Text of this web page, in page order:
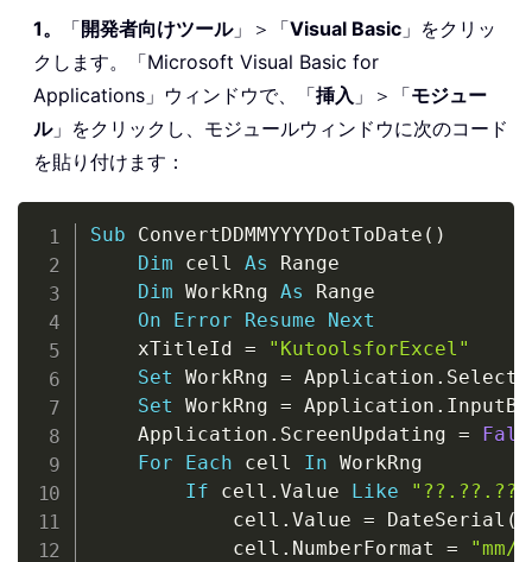
1。 「開発者向けツール」＞「Visual Basic 」をクリッ
クします。「Microsoft Visual Basic for
Applications」ウィンドウで、「挿入 」＞「モジュー
ル」をクリックし、モジュールウィンドウに次のコード
を貼り付けます：
Sub ConvertDDMMYYYYDotToDate ( )
Dim cell As Range
Dim WorkRng As Range
On
Error Resume
Next
    xTitleId
=
"KutoolsforExcel"
Set WorkRng = Application .
Set WorkRng = Application .
    Application
. ScreenUpdating =
For
Each cell In WorkRng
If cell . Value Like
            cell
. Value = DateSerial (
            cell
. NumberFormat =
"mm/
Copy